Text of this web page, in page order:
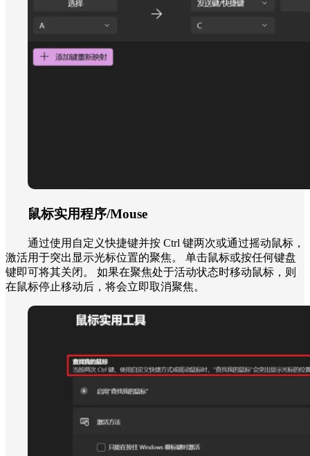
鼠标实用程序/Mouse
通过使用自定义快捷键并按 Ctrl 键两次或通过摇动鼠标，
激活用于突出显示光标位置的聚焦。 单击鼠标或按任何键盘
键即可将其关闭。 如果在聚焦处于活动状态时移动鼠标，则
在鼠标停止移动后，将会立即取消聚焦。